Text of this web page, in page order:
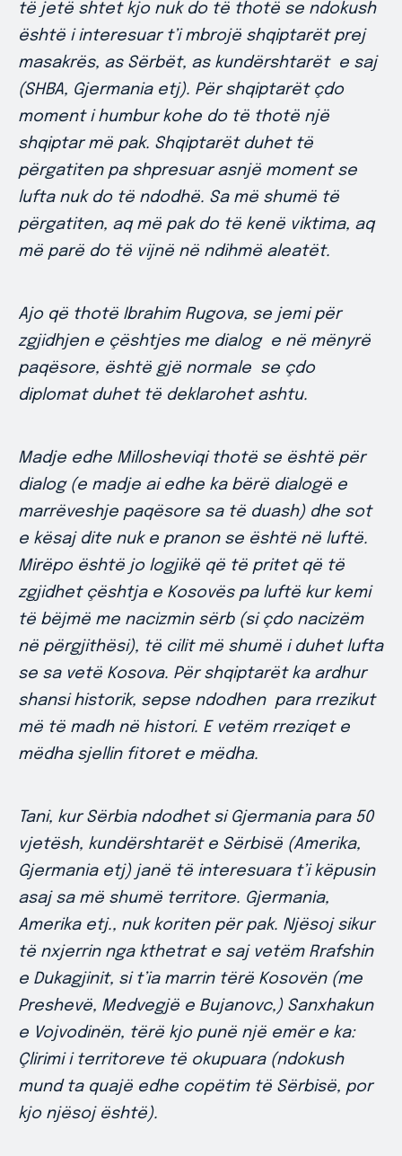
të jetë shtet kjo nuk do të thotë se ndokush
është i interesuar t’i mbrojë shqiptarët prej
masakrës, as Sërbët, as kundërshtarët e saj
(SHBA, Gjermania etj). Për shqiptarët çdo
moment i humbur kohe do të thotë një
shqiptar më pak. Shqiptarët duhet të
përgatiten pa shpresuar asnjë moment se
lufta nuk do të ndodhë. Sa më shumë të
përgatiten, aq më pak do të kenë viktima, aq
më parë do të vijnë në ndihmë aleatët.
Ajo që thotë Ibrahim Rugova, se jemi për
zgjidhjen e çështjes me dialog e në mënyrë
paqësore, është gjë normale se çdo
diplomat duhet të deklarohet ashtu.
Madje edhe Millosheviqi thotë se është për
dialog (e madje ai edhe ka bërë dialogë e
marrëveshje paqësore sa të duash) dhe sot
e kësaj dite nuk e pranon se është në luftë.
Mirëpo është jo logjikë që të pritet që të
zgjidhet çështja e Kosovës pa luftë kur kemi
të bëjmë me nacizmin sërb (si çdo nacizëm
në përgjithësi), të cilit më shumë i duhet lufta
se sa vetë Kosova. Për shqiptarët ka ardhur
shansi historik, sepse ndodhen para rrezikut
më të madh në histori. E vetëm rreziqet e
mëdha sjellin fitoret e mëdha.
Tani, kur Sërbia ndodhet si Gjermania para 50
vjetësh, kundërshtarët e Sërbisë (Amerika,
Gjermania etj) janë të interesuara t’i këpusin
asaj sa më shumë territore. Gjermania,
Amerika etj., nuk koriten për pak. Njësoj sikur
të nxjerrin nga kthetrat e saj vetëm Rrafshin
e Dukagjinit, si t’ia marrin tërë Kosovën (me
Preshevë, Medvegjë e Bujanovc,) Sanxhakun
e Vojvodinën, tërë kjo punë një emër e ka:
Çlirimi i territoreve të okupuara (ndokush
mund ta quajë edhe copëtim të Sërbisë, por
kjo njësoj është).